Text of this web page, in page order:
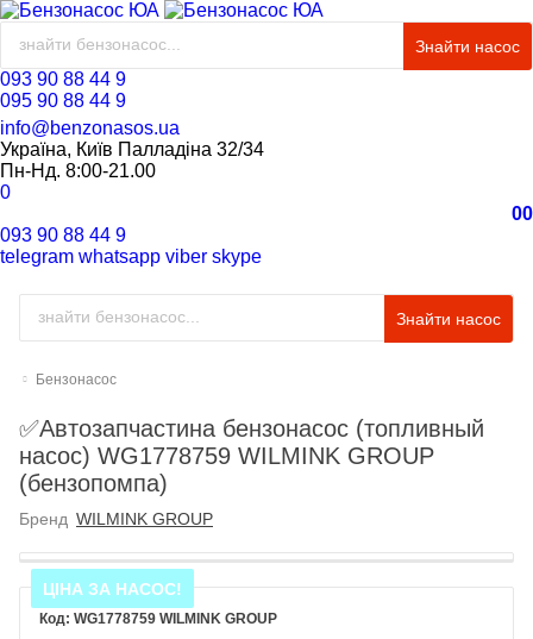
Знайти насос
093 90 88 44 9
095 90 88 44 9
info@benzonasos.ua
Україна, Київ Палладіна 32/34
Пн-Нд. 8:00-21.00
0
00
093 90 88 44 9
telegram whatsapp viber skype
Знайти насос
Бензонасос
✅Автозапчастина бензонасос (топливный
насос) WG1778759 WILMINK GROUP
(бензопомпа)
Бренд WILMINK GROUP
ЦІНА ЗА НАСОС!
WG1778759 WILMINK GROUP